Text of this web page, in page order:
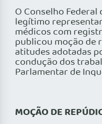
O Conselho Federal
legítimo
médicos com
publicou moção de
atitudes adotadas
condução dos
Parlamentar de
MOÇÃO DE